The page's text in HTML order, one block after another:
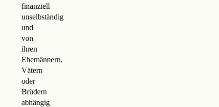
finanziell
unselbständig
und
von
ihren
Ehemännern,
Vätern
oder
Brüdern
abhängig